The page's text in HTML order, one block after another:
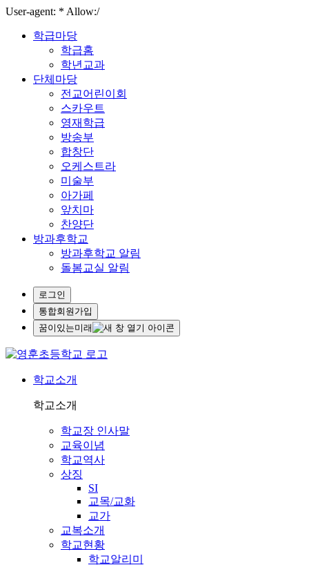
User-agent: * Allow:/
학급마당
학급홈
학년교과
단체마당
전교어린이회
스카우트
영재학급
방송부
합창단
오케스트라
미술부
아가페
앞치마
찬양단
방과후학교
방과후학교 알림
돌봄교실 알림
로그인
통합회원가입
꿈이있는미래
학교소개
학교소개
학교장 인사말
교육이념
학교역사
상징
SI
교목/교화
교가
교복소개
학교현황
학교알리미